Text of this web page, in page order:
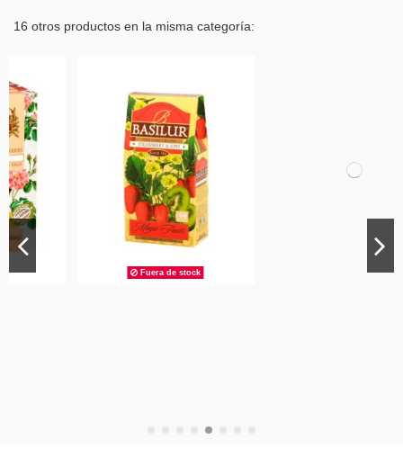
16 otros productos en la misma categoría: